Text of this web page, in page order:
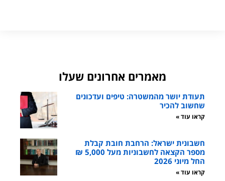
מאמרים אחרונים שעלו
תעודת יושר מהמשטרה: טיפים ועדכונים
שחשוב להכיר
קראו עוד »
חשבונית ישראל: הרחבת חובת קבלת
מספר הקצאה לחשבוניות מעל 5,000 ₪
החל מיוני 2026
קראו עוד »